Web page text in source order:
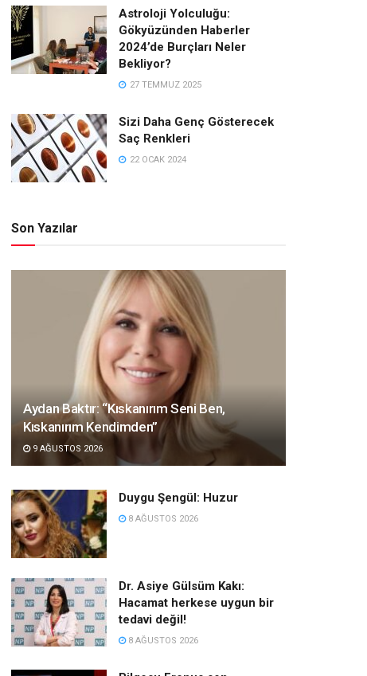
Astroloji Yolculuğu:
Gökyüzünden Haberler
2024’de Burçları Neler
Bekliyor?
27 TEMMUZ 2025
Sizi Daha Genç Gösterecek
Saç Renkleri
22 OCAK 2024
Son Yazılar
Aydan Baktır: “Kıskanırım Seni Ben,
Kıskanırım Kendimden”
9 AĞUSTOS 2026
Duygu Şengül: Huzur
8 AĞUSTOS 2026
Dr. Asiye Gülsüm Kakı:
Hacamat herkese uygun bir
tedavi değil!
8 AĞUSTOS 2026